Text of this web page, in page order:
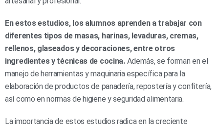
En estos estudios, los alumnos aprenden a trabajar con
diferentes tipos de masas, harinas, levaduras, cremas,
rellenos, glaseados y decoraciones, entre otros
ingredientes y técnicas de cocina.Además, se forman en el
manejo de herramientas y maquinaria específica para la
elaboración de productos de panadería, repostería y confitería,
así como en normas de higiene y seguridad alimentaria.
La importancia de estos estudios radica en la creciente